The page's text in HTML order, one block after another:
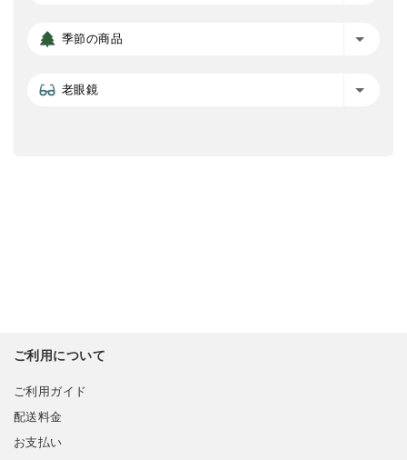
季節の商品
老眼鏡
ご利用について
ご利用ガイド
配送料金
お支払い